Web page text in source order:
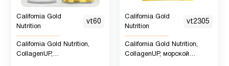
Женщинам
Здоровый
сон
California Gold
Nutrition
vt60
California Gold Nutrition,
CollagenUP,
California Gold
Nutrition
vt2305
California Gold Nutrition,
CollagenUP, морской